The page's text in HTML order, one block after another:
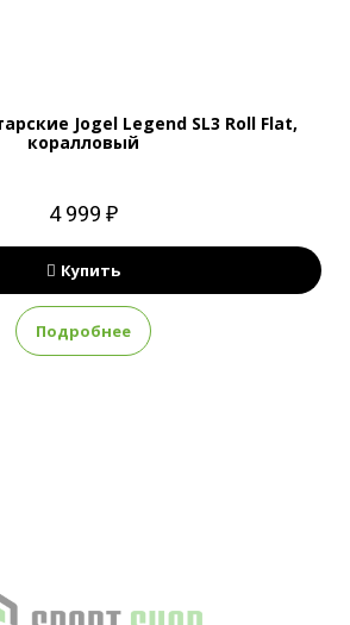
Jogel Legend SL3 Roll Flat,
коралловый
4 999 ₽
Купить
Подробнее